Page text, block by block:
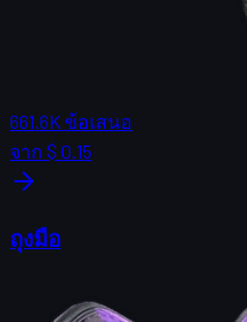
661.6Kข้อเสนอ
จาก $ 0.15
ถุงมือ